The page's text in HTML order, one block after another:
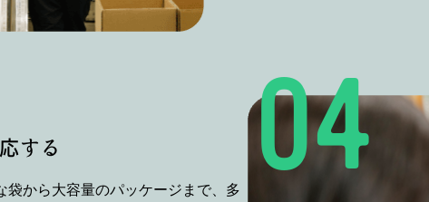
する
袋から大容量のパッケージまで、多